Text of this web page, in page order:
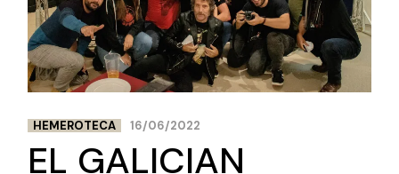
HEMEROTECA 16/06/2022
EL GALICIAN